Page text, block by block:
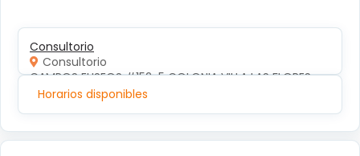
Consultorio
Consultorio
CAMPOS ELISEOS #152-5 COLONIA VILLA LAS FLORES
Horarios disponibles